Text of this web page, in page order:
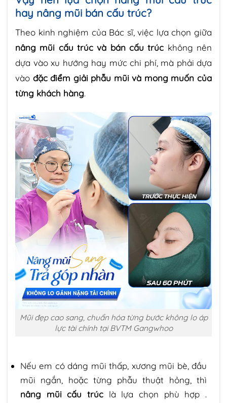
hay nâng mũi bán cấu trúc?
Theo kinh nghiệm của Bác sĩ, việc lựa chọn giữa
nâng mũi cấu trúc và bán cấu trúc không nên
dựa vào xu hướng hay mức chi phí, mà phải dựa
vào đặc điểm giải phẫu mũi và mong muốn của
từng khách hàng.
Mũi đẹp cao sang, chuẩn hóa từng bước không lo áp
lực tài chính tại BVTM Gangwhoo
Nếu em có dáng mũi thấp, xương mũi bè, đầu
mũi ngắn, hoặc từng phẫu thuật hỏng, thì
nâng mũi cấu trúc là lựa chọn phù hợp .